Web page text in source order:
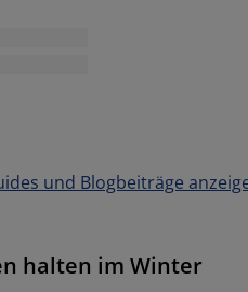
und Blogbeiträge
halten im Winter